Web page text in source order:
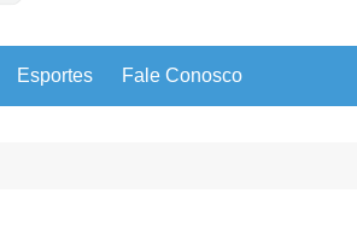
Esportes Fale Conosco